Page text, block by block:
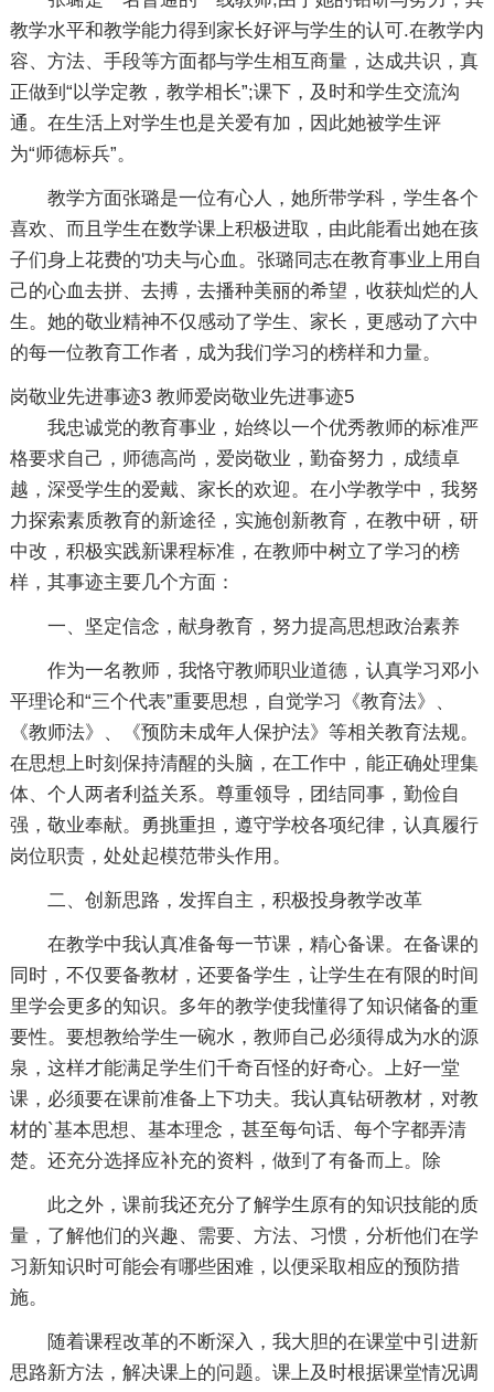
教学水平和教学能力得到家长好评与学生的认可.在教学内
容、方法、手段等方面都与学生相互商量，达成共识，真
正做到“以学定教，教学相长”;课下，及时和学生交流沟
通。在生活上对学生也是关爱有加，因此她被学生评
为“师德标兵”。
教学方面张璐是一位有心人，她所带学科，学生各个
喜欢、而且学生在数学课上积极进取，由此能看出她在孩
子们身上花费的'功夫与心血。张璐同志在教育事业上用自
己的心血去拼、去搏，去播种美丽的希望，收获灿烂的人
生。她的敬业精神不仅感动了学生、家长，更感动了六中
的每一位教育工作者，成为我们学习的榜样和力量。
岗敬业先进事迹3
我忠诚党的教育事业，始终以一个优秀教师的标准严
格要求自己，师德高尚，爱岗敬业，勤奋努力，成绩卓
越，深受学生的爱戴、家长的欢迎。在小学教学中，我努
力探索素质教育的新途径，实施创新教育，在教中研，研
中改，积极实践新课程标准，在教师中树立了学习的榜
样，其事迹主要几个方面：
一、坚定信念，献身教育，努力提高思想政治素养
作为一名教师，我恪守教师职业道德，认真学习邓小
平理论和“三个代表”重要思想，自觉学习《教育法》、
《教师法》、《预防未成年人保护法》等相关教育法规。
在思想上时刻保持清醒的头脑，在工作中，能正确处理集
体、个人两者利益关系。尊重领导，团结同事，勤俭自
强，敬业奉献。勇挑重担，遵守学校各项纪律，认真履行
岗位职责，处处起模范带头作用。
二、创新思路，发挥自主，积极投身教学改革
在教学中我认真准备每一节课，精心备课。在备课的
同时，不仅要备教材，还要备学生，让学生在有限的时间
里学会更多的知识。多年的教学使我懂得了知识储备的重
要性。要想教给学生一碗水，教师自己必须得成为水的源
泉，这样才能满足学生们千奇百怪的好奇心。上好一堂
课，必须要在课前准备上下功夫。我认真钻研教材，对教
材的`基本思想、基本理念，甚至每句话、每个字都弄清
楚。还充分选择应补充的资料，做到了有备而上。除
此之外，课前我还充分了解学生原有的知识技能的质
量，了解他们的兴趣、需要、方法、习惯，分析他们在学
习新知识时可能会有哪些困难，以便采取相应的预防措
施。
随着课程改革的不断深入，我大胆的在课堂中引进新
思路新方法，解决课上的问题。课上及时根据课堂情况调
教师爱岗敬业先进事迹5